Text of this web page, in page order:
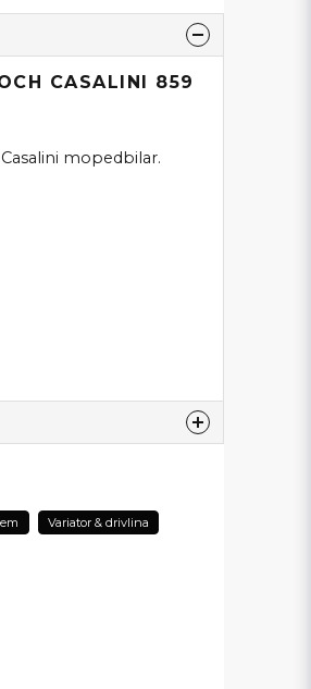
CASALINI 859
mopedbilar.
Variator & drivlina